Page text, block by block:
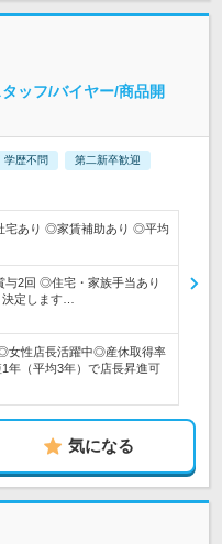
ッフ/バイヤー/商品開
学歴不問 第二新卒歓迎
あり ◎家賃補助あり ◎平均
与2回 ◎住宅・家族手当あり
定します…
女性店長活躍中◎産休取得率
（平均3年）で店長昇進可
気になる